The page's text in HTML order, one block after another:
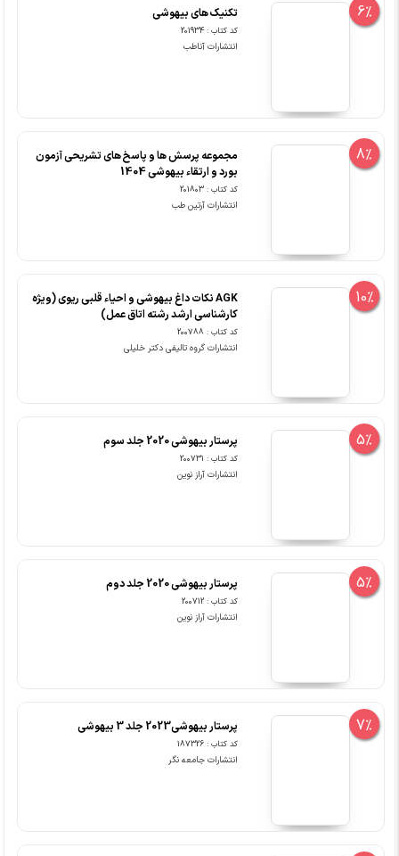
6% تکنیک های بیهوشی
کد کتاب : 201934
انتشارات آناطب
8%
مجموعه پرسش ها و پاسخ های تشریحی آزمون
بورد و ارتقاء بیهوشی 1404
کد کتاب : 201803
انتشارات آرتین طب
10%
AGK نکات داغ بیهوشی و احیاء قلبی ریوی (ویژه
کارشناسی ارشد رشته اتاق عمل)
کد کتاب : 200788
انتشارات گروه تالیفی دکتر خلیلی
5% پرستار بیهوشی 2020 جلد سوم
کد کتاب : 200731
انتشارات آراز نوین
5% پرستار بیهوشی 2020 جلد دوم
کد کتاب : 200712
انتشارات آراز نوین
7% پرستار بیهوشی2023 جلد 3 بیهوشی
کد کتاب : 187326
انتشارات جامعه نگر